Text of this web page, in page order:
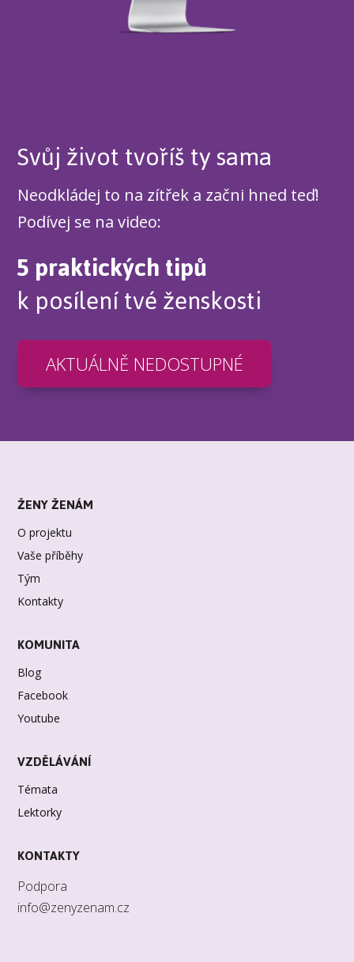
Svůj život tvoříš ty sama
Neodkládej to na zítřek a začni hned teď!
Podívej se na video:
5 praktických tipů
k posílení tvé ženskosti
AKTUÁLNĚ NEDOSTUPNÉ
ŽENY ŽENÁM
O projektu
Vaše příběhy
Tým
Kontakty
KOMUNITA
Blog
Facebook
Youtube
VZDĚLÁVÁNÍ
Témata
Lektorky
KONTAKTY
Podpora
info@zenyzenam.cz